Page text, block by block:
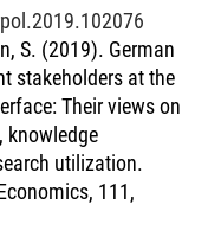
S. (2019). German
stakeholders at the
Their views on
knowledge
utilization.
111,
Ergebnisse dieser
gesellschaftlich
ermutigen zur
Forschung durch